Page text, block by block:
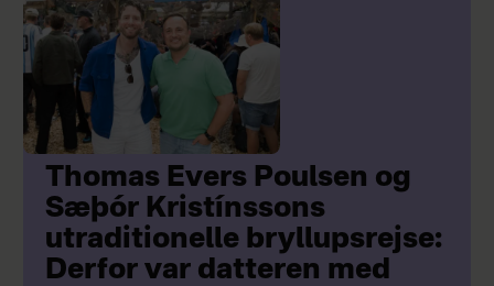
Thomas Evers Poulsen og
Sæþór Kristínssons
utraditionelle bryllupsrejse:
Derfor var datteren med